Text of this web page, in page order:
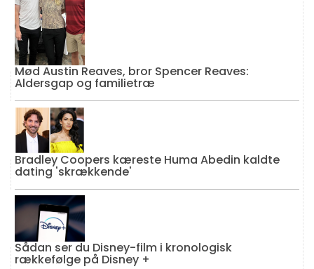
Mød Austin Reaves, bror Spencer Reaves:
Aldersgap og familietræ
Bradley Coopers kæreste Huma Abedin kaldte
dating 'skrækkende'
Sådan ser du Disney-film i kronologisk
rækkefølge på Disney +